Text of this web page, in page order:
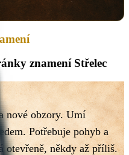
znamení Střelec
nové obzory. Umí
Potřebuje pohyb a
otevřeně, někdy až příliš.